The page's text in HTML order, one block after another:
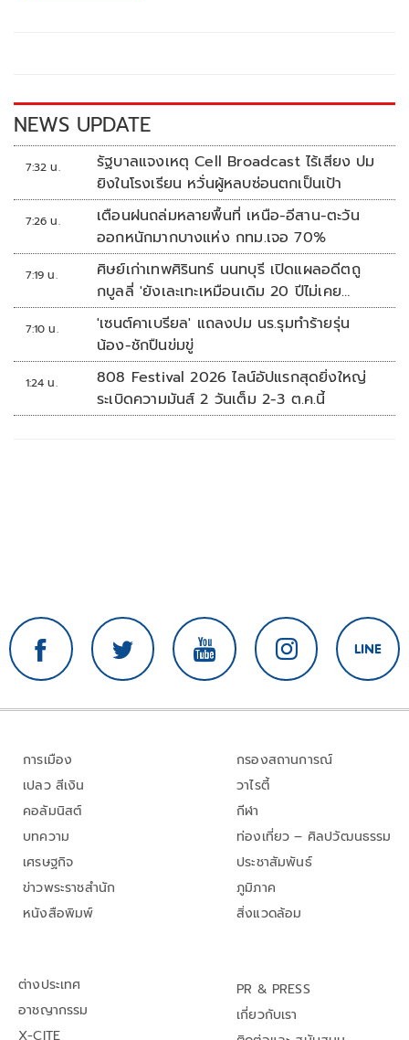
k k
NEWS UPDATE
7:32 น.
รัฐบาลแจงเหตุ Cell Broadcast ไร้เสียง ปม
ยิงในโรงเรียน หวั่นผู้หลบซ่อนตกเป็นเป้า
7:26 น.
เตือนฝนถล่มหลายพื้นที่ เหนือ-อีสาน-ตะวัน
ออกหนักมากบางแห่ง กทม.เจอ 70%
7:19 น.
ศิษย์เก่าเทพศิรินทร์ นนทบุรี เปิดแผลอดีตถู
กบูลลี่ 'ยังเละเทะเหมือนเดิม 20 ปีไม่เคย
เปลี่ยน'
7:10 น.
'เซนต์คาเบรียล' แถลงปม นร.รุมทำร้ายรุ่น
น้อง-ชักปืนข่มขู่
1:24 น.
808 Festival 2026 ไลน์อัปแรกสุดยิ่งใหญ่
ระเบิดความมันส์ 2 วันเต็ม 2-3 ต.ค.นี้
การเมือง
เปลว สีเงิน
คอลัมนิสต์
บทความ
เศรษฐกิจ
ข่าวพระราชสำนัก
หนังสือพิมพ์
กรองสถานการณ์
วาไรตี้
กีฬา
ท่องเที่ยว – ศิลปวัฒนธรรม
ประชาสัมพันธ์
ภูมิภาค
สิ่งแวดล้อม
ต่างประเทศ
อาชญากรรม
X-CITE
PR & PRESS
เกี่ยวกับเรา